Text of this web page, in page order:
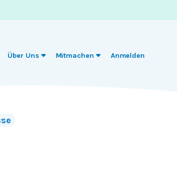
Über Uns Mitmachen Anmelden